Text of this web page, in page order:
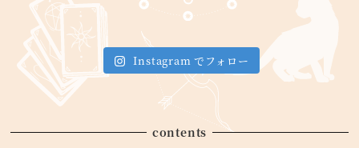
Instagram でフォロー
contents